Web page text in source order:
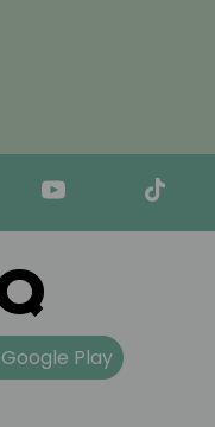
Google Play